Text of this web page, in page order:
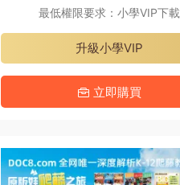
最低權限要求：小學VIP下載
升級小學VIP
立即購買